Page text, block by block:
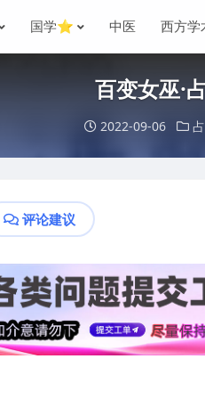
国学⭐ 中医 西方学
百变女巫·
2022-09-06
评论建议